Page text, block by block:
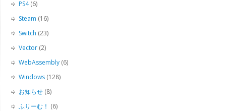
PS4(6)
Steam (16)
Switch (23)
Vector (2)
WebAssembly (6)
Windows (128)
お知らせ (8)
ふりーむ！ (6)